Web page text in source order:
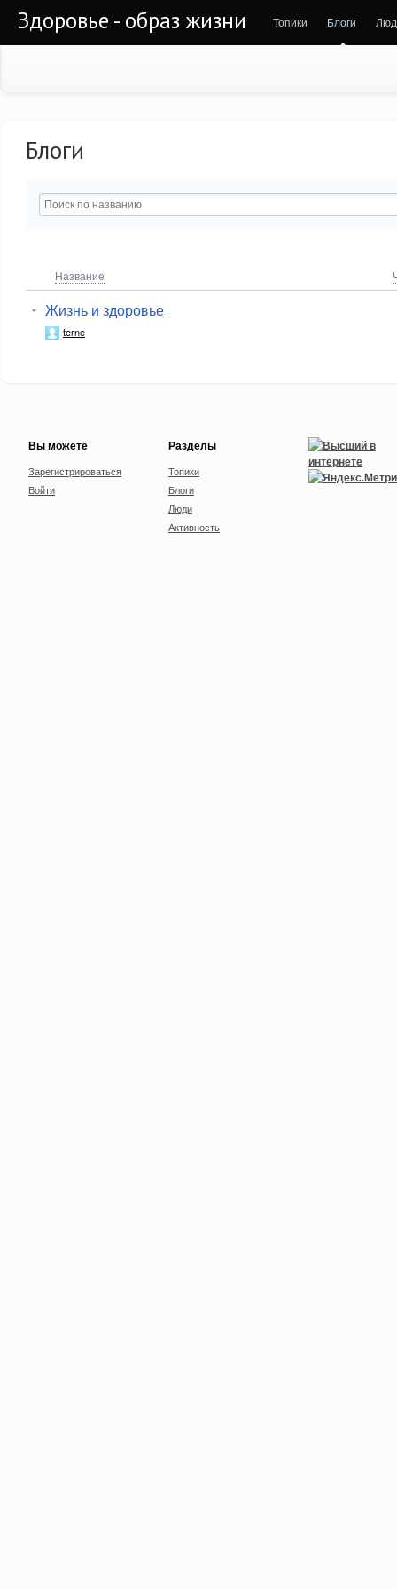
Здоровье - образ жизни Топики Блоги
Блоги
Название
Жизнь и здоровье
terne
Вы можете
Зарегистрироваться
Войти
Разделы
Топики
Блоги
Люди
Активность